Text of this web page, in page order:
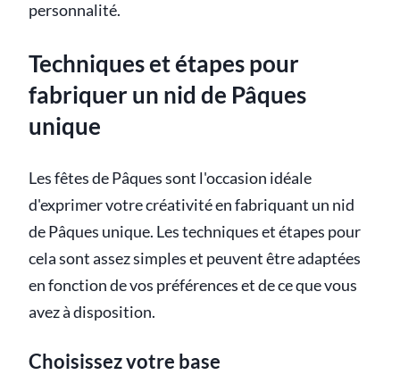
personnalité.
Techniques et étapes pour
fabriquer un nid de Pâques
unique
Les fêtes de Pâques sont l'occasion idéale
d'exprimer votre créativité en fabriquant un nid
de Pâques unique. Les techniques et étapes pour
cela sont assez simples et peuvent être adaptées
en fonction de vos préférences et de ce que vous
avez à disposition.
Choisissez votre base